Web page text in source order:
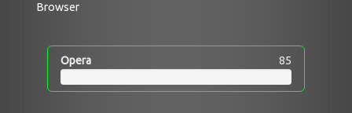
Browser
Opera 85